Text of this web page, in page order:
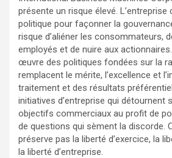
présente un risque élevé. L’entreprise
politique pour façonner la
risque d’aliéner les consommateurs,
employés et de nuire aux
œuvre des politiques fondées sur la
remplacent le mérite, l’excellence et
traitement et des résultats
initiatives d’entreprise qui détournent
objectifs commerciaux au profit de
de questions qui sèment la discorde.
préserve pas la liberté d’exercice, la
la liberté d’entreprise.